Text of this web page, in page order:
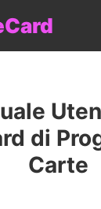
di
Carte